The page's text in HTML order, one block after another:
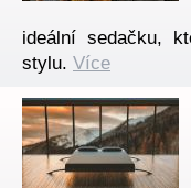
ideální sedačku,
stylu. Více